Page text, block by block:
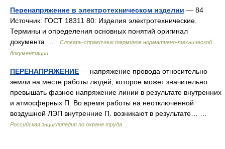
Перенапряжение в электротехническом изделии — 84
Источник: ГОСТ 18311 80: Изделия электротехнические.
Термины и определения основных понятий оригинал
документа …
Словарь-справочник терминов нормативно-технической
документации
ПЕРЕНАПРЯЖЕНИЕ — напряжение провода относительно
земли на месте работы людей, которое может значительно
превышать фазное напряжение линии в результате внутренних
и атмосферных П. Во время работы на неотключенной
воздушной ЛЭП внутренние П. возникают в результате… …
Российская энциклопедия по охране труда